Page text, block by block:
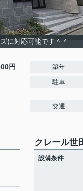
に対応可能です＾＾
円 築年
駐車
交通
クレール世
設備条件